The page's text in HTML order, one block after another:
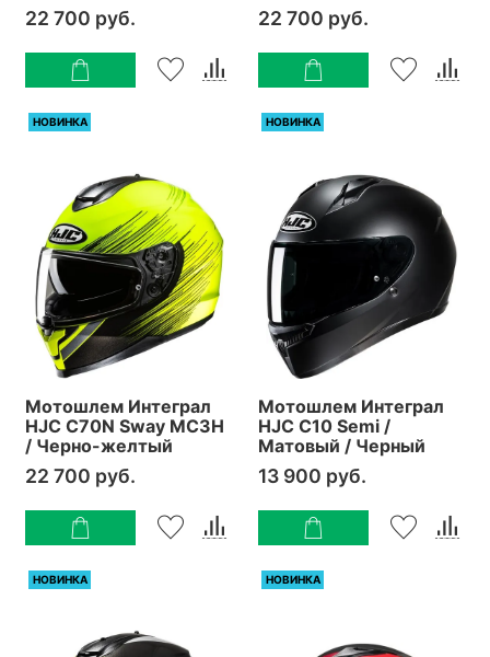
22 700 руб. 22 700 руб.
НОВИНКА
Мотошлем Интеграл
HJC C70N Sway MC3H
/ Черно-желтый
22 700 руб.
НОВИНКА
Мотошлем Интеграл
HJC C10 Semi /
Матовый / Черный
13 900 руб.
НОВИНКА НОВИНКА